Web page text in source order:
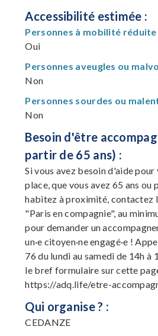
Accessibilité estimée :
Personnes à mobilité réduite
Oui
Personnes aveugles ou
Non
Personnes sourdes ou
Non
Besoin d'être
partir de 65 ans) :
Si vous avez besoin d'aide pour
place, que vous avez 65 ans ou
habitez à proximité, contactez
"Paris en compagnie", au
pour demander un
un·e citoyen·ne engagé·e !
76 du lundi au samedi de 14h à
le bref formulaire sur cette
https://adq.life/etre-
Qui organise ? :
CEDANZE